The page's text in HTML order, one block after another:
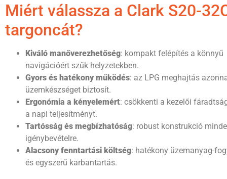
Miért válassza a Clark S20-
targoncát?
Kiváló manőverezhetőség: kompakt felépítés a könnyű
navigációért szűk helyzetekben.
Gyors és hatékony működés: az LPG meghajtás
üzemkészséget biztosít.
Ergonómia a kényelemért: csökkenti a kezelői
a napi teljesítményt.
Tartósság és megbízhatóság: robust konstrukció
igénybevételre.
Alacsony fenntartási költség: hatékony üzemanyag-
és egyszerű karbantartás.